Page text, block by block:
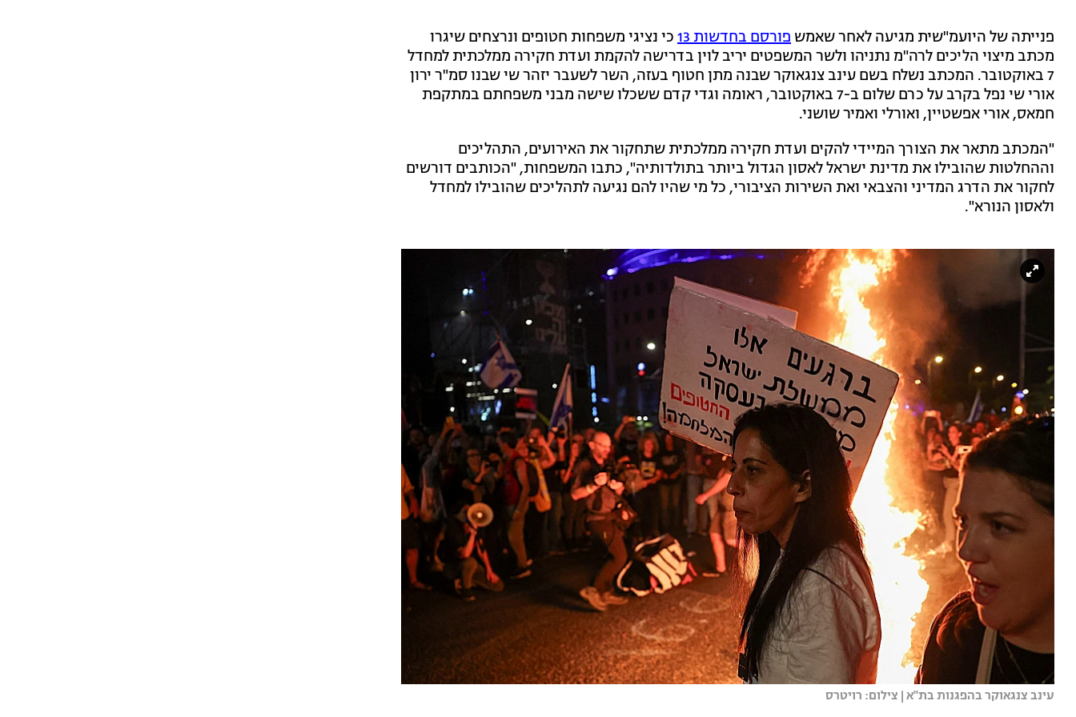
פנייתה של היועמ"שית מגיעה לאחר שאמש פורסם בחדשות 13
כי נציגי משפחות חטופים ונרצחים שיגרו
מכתב מיצוי הליכים לרה"מ נתניהו ולשר המשפטים יריב לוין בדרישה להקמת ועדת חקירה ממלכתית למחדל
7 באוקטובר. המכתב נשלח בשם עינב צנגאוקר שבנה מתן חטוף בעזה, השר לשעבר יזהר שי שבנו סמ"ר ירון
אורי שי נפל בקרב על כרם שלום ב-7 באוקטובר, ראומה וגדי קדם ששכלו שישה מבני משפחתם במתקפת
חמאס, אורי אפשטיין, ואורלי ואמיר שושני.
"המכתב מתאר את הצורך המיידי להקים ועדת חקירה ממלכתית שתחקור את האירועים, התהליכים
וההחלטות שהובילו את מדינת ישראל לאסון הגדול ביותר בתולדותיה", כתבו המשפחות, "הכותבים דורשים
לחקור את הדרג המדיני והצבאי ואת השירות הציבורי, כל מי שהיו להם נגיעה לתהליכים שהובילו למחדל
ולאסון הנורא".
עינב צנגאוקר בהפגנות בת"א | צילום: רויטרס